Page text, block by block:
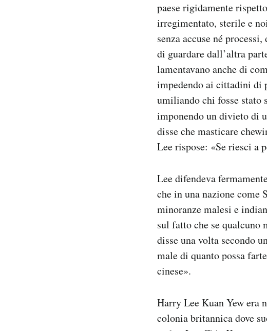
paese rigidamente
irregimentato, sterile e
senza accuse né
di guardare dall’altra
lamentavano anche di
impedendo ai cittadini di
umiliando chi fosse stato
imponendo un divieto di
disse che masticare
Lee rispose: «Se riesci a
Lee difendeva
che in una nazione come
minoranze malesi e
sul fatto che se qualcuno
disse una volta secondo
male di quanto possa
cinese».
Harry Lee Kuan Yew era
colonia britannica dove